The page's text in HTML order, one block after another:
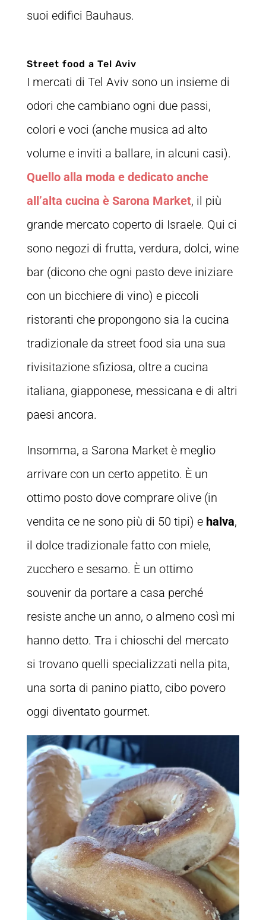
suoi edifici Bauhaus.
Street food a Tel Aviv
I mercati di Tel Aviv sono un insieme di
odori che cambiano ogni due passi,
colori e voci (anche musica ad alto
volume e inviti a ballare, in alcuni casi).
Quello alla moda e dedicato anche
all’alta cucina è Sarona Market, il più
grande mercato coperto di Israele. Qui ci
sono negozi di frutta, verdura, dolci, wine
bar (dicono che ogni pasto deve iniziare
con un bicchiere di vino) e piccoli
ristoranti che propongono sia la cucina
tradizionale da street food sia una sua
rivisitazione sfiziosa, oltre a cucina
italiana, giapponese, messicana e di altri
paesi ancora.
Insomma, a Sarona Market è meglio
arrivare con un certo appetito. È un
ottimo posto dove comprare olive (in
vendita ce ne sono più di 50 tipi) e halva,
il dolce tradizionale fatto con miele,
zucchero e sesamo. È un ottimo
souvenir da portare a casa perché
resiste anche un anno, o almeno così mi
hanno detto. Tra i chioschi del mercato
si trovano quelli specializzati nella pita,
una sorta di panino piatto, cibo povero
oggi diventato gourmet.